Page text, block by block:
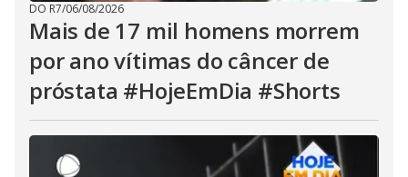
DO R7/06/08/2026
Mais de 17 mil homens morrem
por ano vítimas do câncer de
próstata #HojeEmDia #Shorts